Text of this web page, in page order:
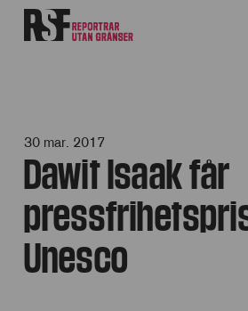
30 mar. 2017
Dawit Isaak får
Unesco